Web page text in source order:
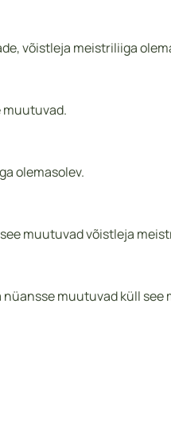
võistleja meistriliiga
olemasolev.
muutuvad võistleja
muutuvad küll see